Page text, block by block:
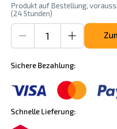
Produkt auf Bestellung,
(24 Stunden)
Sichere Bezahlung:
Schnelle Lieferung: